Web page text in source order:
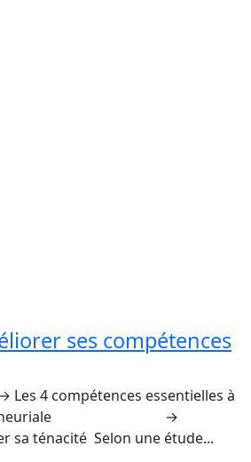
ses compétences
Les 4 compétences essentielles à
→
sa ténacité Selon une étude...